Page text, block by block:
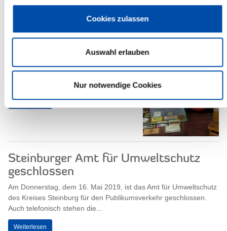
Cookies zulassen
Auswahl erlauben
Nur notwendige Cookies
Internationaler Museumstag
Willkommen im Museum! Am Sonntag,
dem 19. Mai 2019, bietet das
des Internationalen Museumstags
Weiterlesen
Steinburger Amt für Umweltschutz
geschlossen
Am Donnerstag, dem 16. Mai 2019, ist das Amt für Umweltschutz
des Kreises Steinburg für den Publikumsverkehr geschlossen.
Auch telefonisch stehen die...
Weiterlesen